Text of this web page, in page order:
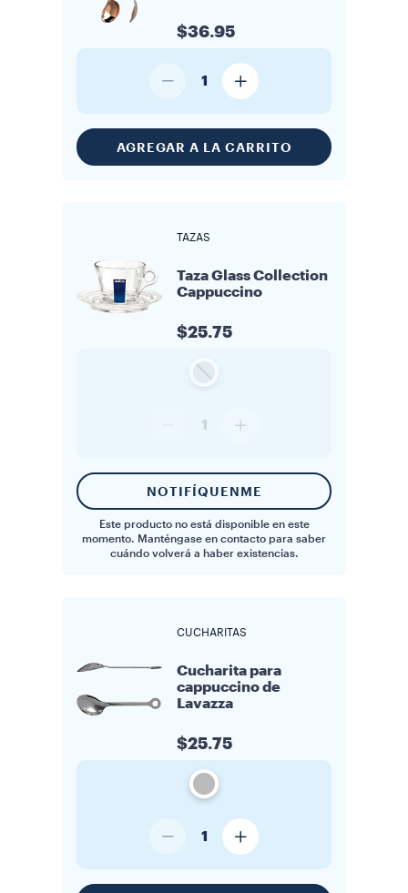
$36.95
1
AGREGAR A LA CARRITO
TAZAS
Taza Glass Collection
Cappuccino
$25.75
1
NOTIFÍQUENME
Este producto no está disponible en este
momento. Manténgase en contacto para saber
cuándo volverá a haber existencias.
CUCHARITAS
Cucharita para
cappuccino de
Lavazza
$25.75
1